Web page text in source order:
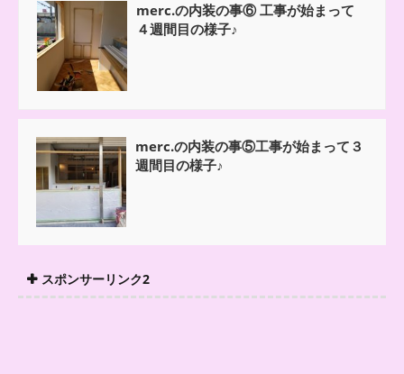
merc.の内装の事⑥ 工事が始まって
４週間目の様子♪
merc.の内装の事⑤工事が始まって３
週間目の様子♪
スポンサーリンク2